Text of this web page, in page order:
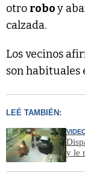
otro roboy
calzada.
Los vecinos
son habituales
LEÉ TAMBIÉN:
y le